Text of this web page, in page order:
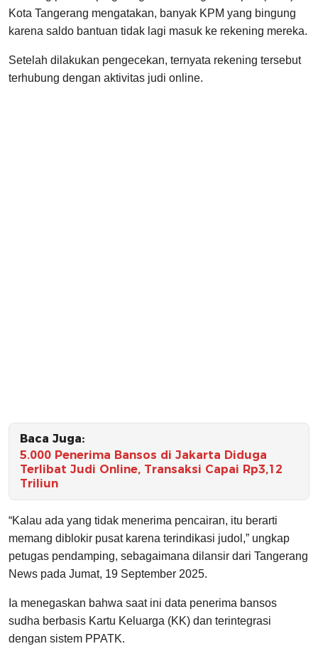
Kota Tangerang mengatakan, banyak KPM yang bingung
karena saldo bantuan tidak lagi masuk ke rekening mereka.
Setelah dilakukan pengecekan, ternyata rekening tersebut
terhubung dengan aktivitas judi online.
Baca Juga:
5.000 Penerima Bansos di Jakarta Diduga
Terlibat Judi Online, Transaksi Capai Rp3,12
Triliun
“Kalau ada yang tidak menerima pencairan, itu berarti
memang diblokir pusat karena terindikasi judol,” ungkap
petugas pendamping, sebagaimana dilansir dari Tangerang
News pada Jumat, 19 September 2025.
Ia menegaskan bahwa saat ini data penerima bansos
sudha berbasis Kartu Keluarga (KK) dan terintegrasi
dengan sistem PPATK.